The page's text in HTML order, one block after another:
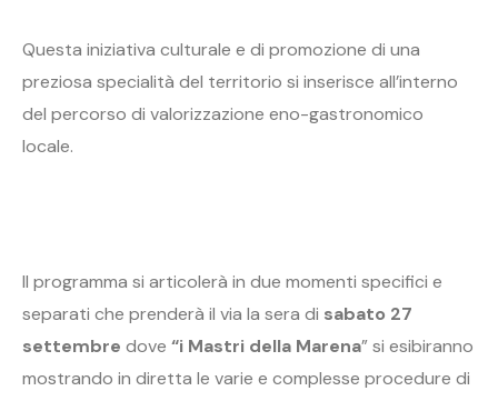
Questa iniziativa culturale e di promozione di una
preziosa specialità del territorio si inserisce all’interno
del percorso di valorizzazione eno-gastronomico
locale.
Il programma si articolerà in due momenti specifici e
separati che prenderà il via la sera di sabato 27
settembre dove “i Mastri della Marena” si esibiranno
mostrando in diretta le varie e complesse procedure di